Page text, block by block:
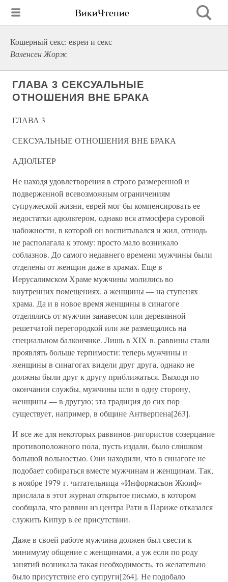
ВикиЧтение
Кошерный секс: евреи и секс
Валенсен Жорж
ГЛАВА 3 СЕКСУАЛЬНЫЕ
ОТНОШЕНИЯ ВНЕ БРАКА
ГЛАВА 3
СЕКСУАЛЬНЫЕ ОТНОШЕНИЯ ВНЕ БРАКА
АДЮЛЬТЕР
Не находя удовлетворения в строго размеренной и
подверженной всевозможным ограничениям
супружеской жизни, еврей мог бы компенсировать ее
недостатки адюльтером, однако вся атмосфера суровой
набожности, в которой он воспитывался и жил, отнюдь
не располагала к этому: просто мало возникало
соблазнов. До самого недавнего времени мужчины были
отделены от женщин даже в храмах. Еще в
Иерусалимском Храме мужчины молились во
внутренних помещениях, а женщины — на ступенях
храма. Да и в новое время женщины в синагоге
отделялись от мужчин занавесом или деревянной
решетчатой перегородкой или же размещались на
специальном балкончике. Лишь в XIX в. раввины стали
проявлять больше терпимости: теперь мужчины и
женщины в синагогах видели друг друга, однако не
должны были друг к другу приближаться. Выходя по
окончании службы, мужчины шли в одну сторону,
женщины — в другую; эта традиция до сих пор
существует, например, в общине Антверпена[263].
И все же для некоторых раввинов-ригористов созерцание
противоположного пола, пусть издали, было слишком
большой вольностью. Они находили, что в синагоге не
подобает собираться вместе мужчинам и женщинам. Так,
в ноябре 1979 г. читательница «Информасьон Жюиф»
прислала в этот журнал открытое письмо, в котором
сообщала, что раввин из центра Рати в Париже отказался
служить Кипур в ее присутствии.
Даже в своей работе мужчина должен был свести к
минимуму общение с женщинами, а уж если по роду
занятий возникала такая необходимость, то желательно
было присутствие его супруги[264]. Не подобало